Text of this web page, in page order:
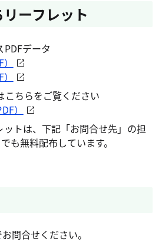
ーフレット
PDFデータ
こちらをご覧ください
）
トは、下記「お問合せ先」の担
も無料配布しています。
問合せください。